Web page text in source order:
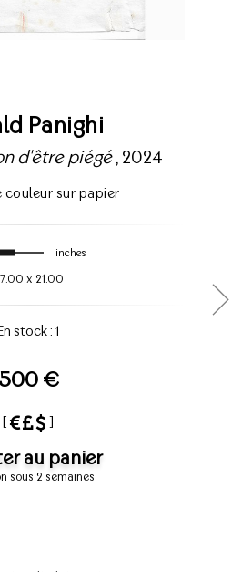
Panighi
d'être piégé, 2024
couleur sur papier
inches
x 21.00
stock : 1
500 €
[ ]
au panier
sous 2 semaines